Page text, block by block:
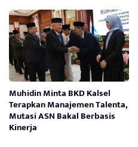
Muhidin Minta BKD Kalsel
Terapkan Manajemen Talenta,
Mutasi ASN Bakal Berbasis
Kinerja